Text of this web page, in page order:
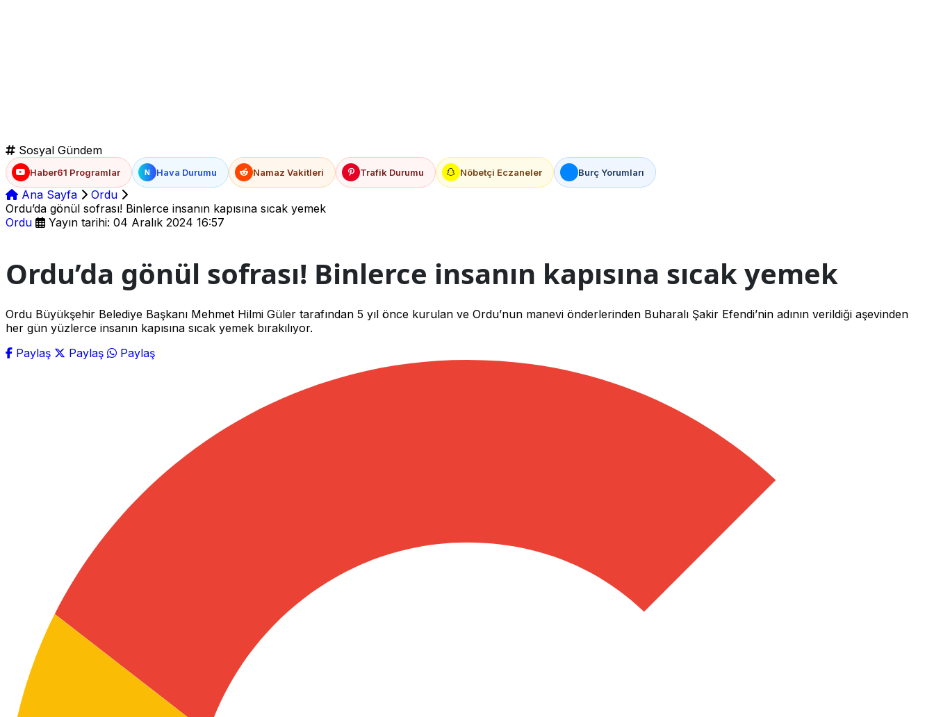
Sosyal Gündem
Haber61 Programlar N Hava Durumu Namaz Vakitleri Trafik Durumu Nöbetçi Eczaneler Burç Yorumları
Ana Sayfa
Ordu
Ordu’da gönül sofrası! Binlerce insanın kapısına sıcak yemek
Ordu
Yayın tarihi: 04 Aralık 2024 16:57
Ordu’da gönül sofrası! Binlerce insanın kapısına sıcak yemek
Ordu Büyükşehir Belediye Başkanı Mehmet Hilmi Güler tarafından 5 yıl önce kurulan ve Ordu’nun manevi önderlerinden Buharalı Şakir Efendi’nin adının verildiği aşevinden
her gün yüzlerce insanın kapısına sıcak yemek bırakılıyor.
Paylaş
Paylaş Paylaş